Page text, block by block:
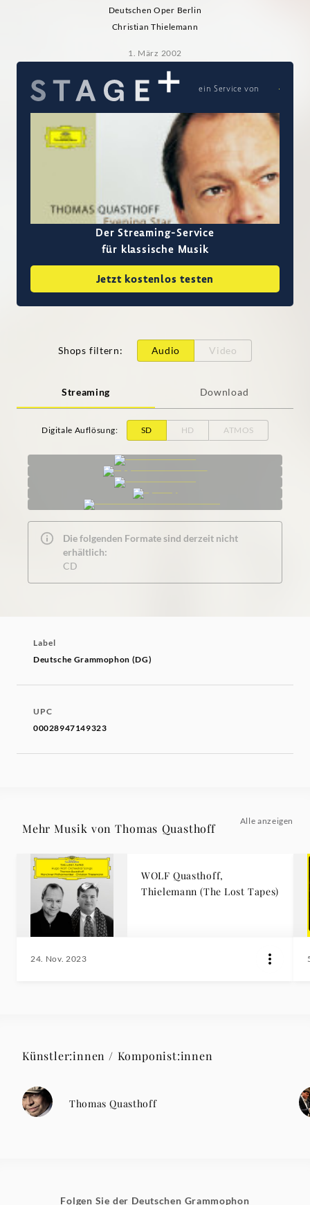
Deutschen Oper Berlin
Christian Thielemann
1. März 2002
ein Service von
Der Streaming-Service
für klassische Musik
Jetzt kostenlos testen
Shops filtern: Audio Video
Streaming Download
Digitale Auflösung: SD HD ATMOS
Die folgenden Formate sind derzeit nicht
erhältlich:
CD
Label
Deutsche Grammophon (DG)
UPC
00028947149323
Mehr Musik von Thomas Quasthoff
Alle anzeigen
WOLF Quasthoff,
Thielemann (The Lost Tapes)
24. Nov. 2023
Künstler:innen / Komponist:innen
Thomas Quasthoff
Folgen Sie der Deutschen Grammophon